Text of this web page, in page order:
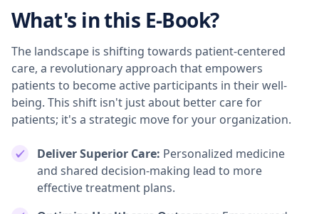
What's in this E-Book?
The landscape is shifting towards patient-centered
care, a revolutionary approach that empowers
patients to become active participants in their well-
being. This shift isn't just about better care for
patients; it's a strategic move for your organization.
Deliver Superior Care: Personalized medicine
and shared decision-making lead to more
effective treatment plans.